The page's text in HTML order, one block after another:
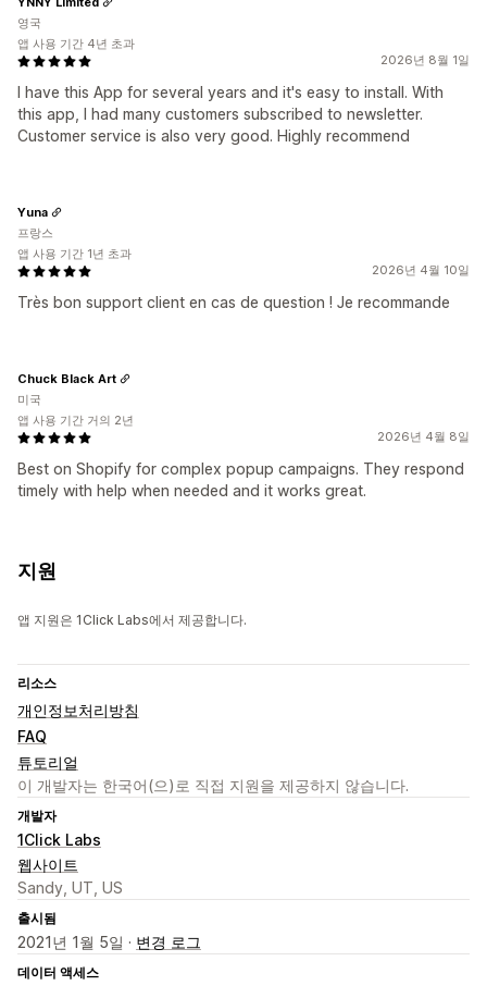
2026년 8월 1일
I have this App for several years and it's easy to install. With
this app, I had many customers subscribed to newsletter.
Customer service is also very good. Highly recommend
영국
앱 사용 기간 4년 초과
2026년 4월 10일
Très bon support client en cas de question ! Je recommande
Yuna
프랑스
앱 사용 기간 1년 초과
2026년 4월 8일
Best on Shopify for complex popup campaigns. They respond
timely with help when needed and it works great.
Chuck Black Art
미국
앱 사용 기간 거의 2년
지원
앱 지원은 1Click Labs에서 제공합니다.
리소스
개인정보처리방침
FAQ
튜토리얼
이 개발자는 한국어(으)로 직접 지원을 제공하지 않습니다.
개발자
1Click Labs
웹사이트
Sandy, UT, US
출시됨
2021년 1월 5일 · 변경 로그
데이터 액세스